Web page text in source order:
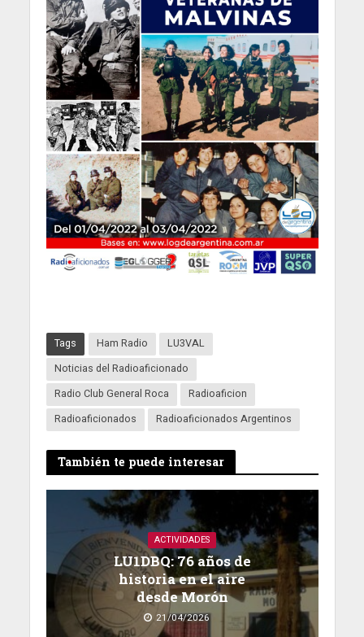
Tags Ham Radio
LU3VAL
Noticias del Radioaficionado
Radio Club General Roca
Radioaficion
Radioaficionados
Radioaficionados Argentinos
También te puede interesar
ACTIVIDADES
LU1DBQ: 76 años de
historia en el aire
desde Morón
21/04/2026